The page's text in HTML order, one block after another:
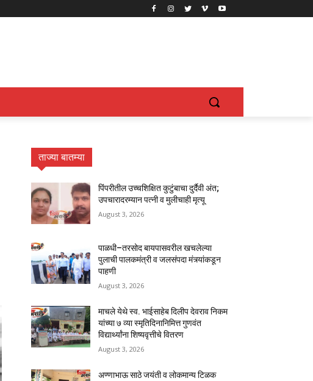
ताज्या बातम्या
पिंपरीतील उच्चशिक्षित कुटुंबाचा दुर्दैवी अंत;
उपचारादरम्यान पत्नी व मुलीचाही मृत्यू
August 3, 2026
पाळधी–तरसोद बायपासवरील खचलेल्या
पुलाची पालकमंत्री व जलसंपदा मंत्र्यांकडून
पाहणी
August 3, 2026
माचले येथे स्व. भाईसाहेब दिलीप देवराव निकम
यांच्या ७ व्या स्मृतिदिनानिमित्त गुणवंत
विद्यार्थ्यांना शिष्यवृत्तीचे वितरण
August 3, 2026
अण्णाभाऊ साठे जयंती व लोकमान्य टिळक